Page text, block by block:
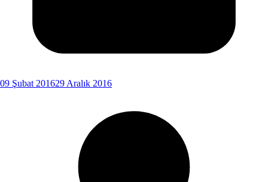
09 Şubat 201629 Aralık 2016